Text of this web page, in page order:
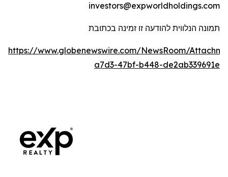
investors@expworldholdings.com
תמונה הנלווית להודעה זו זמינה בכתובת
https://www.globenewswire.com/NewsRoom/
a7d3-47bf-b448-de2ab339691e